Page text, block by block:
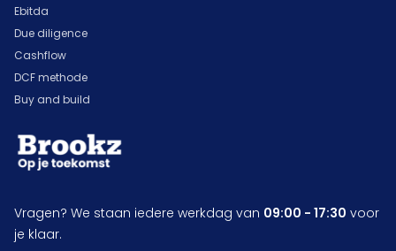
Ebitda
Due diligence
Cashflow
DCF methode
Buy and build
Vragen? We staan iedere werkdag van 09:00 - 17:30 voor
je klaar.